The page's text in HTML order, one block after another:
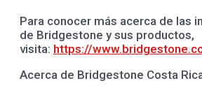
Para conocer más acerca de las
de Bridgestone y sus productos,
visita: https://
Acerca de Bridgestone Costa